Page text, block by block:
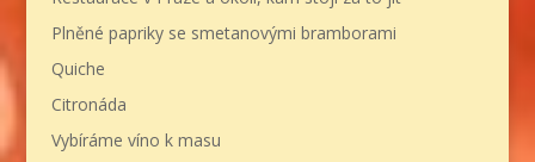
Plněné papriky se smetanovými bramborami
Quiche
Citronáda
Vybíráme víno k masu